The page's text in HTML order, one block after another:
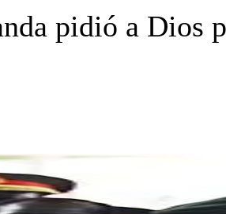
pidió a Dios